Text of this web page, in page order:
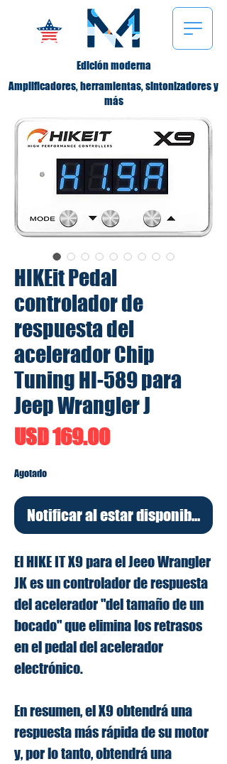
Amplificadores, herramientas, sintonizadores y
más
Edición moderna
HIKEit Pedal
controlador de
respuesta del
acelerador Chip
Tuning HI-589 para
Jeep Wrangler J
USD 169.00Precio
Agotado
Notificar al estar disponible
El HIKE IT X9 para el Jeeo Wrangler
JK es un controlador de respuesta
del acelerador "del tamaño de un
bocado" que elimina los retrasos
en el pedal del acelerador
electrónico.
En resumen, el X9 obtendrá una
respuesta más rápida de su motor
y, por lo tanto, obtendrá una